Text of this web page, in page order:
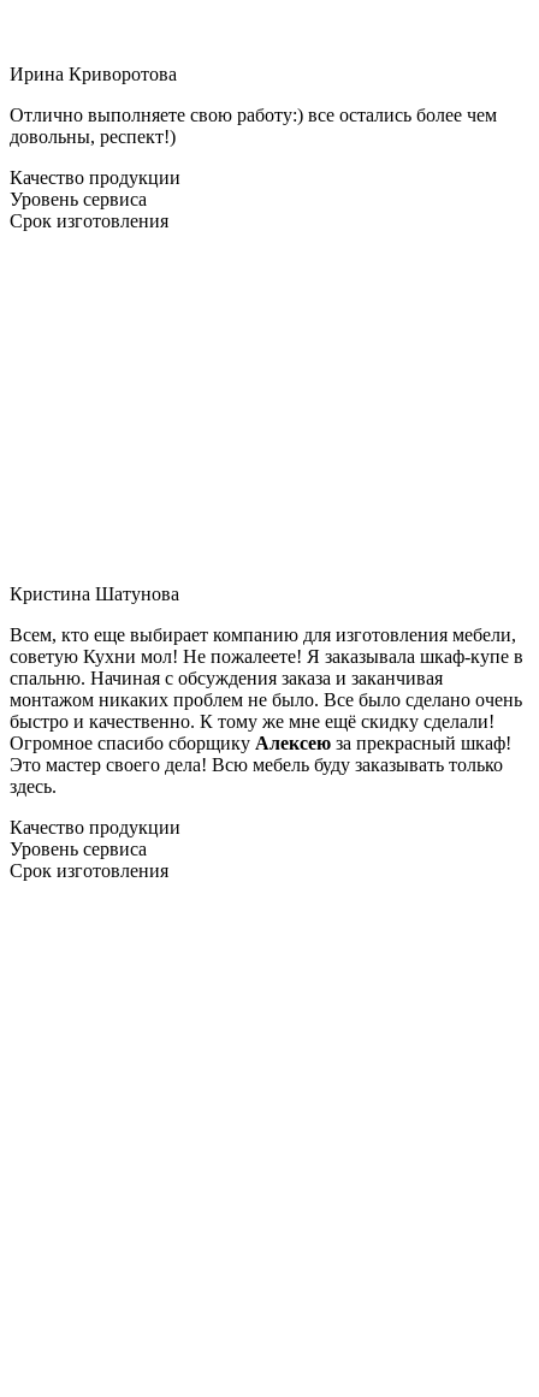
Ирина Криворотова
Отлично выполняете свою работу:) все остались более чем
довольны, респект!)
Качество продукции
Уровень сервиса
Срок изготовления
Кристина Шатунова
Всем, кто еще выбирает компанию для изготовления мебели,
советую Кухни мол! Не пожалеете! Я заказывала шкаф-купе в
спальню. Начиная с обсуждения заказа и заканчивая
монтажом никаких проблем не было. Все было сделано очень
быстро и качественно. К тому же мне ещё скидку сделали!
Огромное спасибо сборщику Алексею за прекрасный шкаф!
Это мастер своего дела! Всю мебель буду заказывать только
здесь.
Качество продукции
Уровень сервиса
Срок изготовления